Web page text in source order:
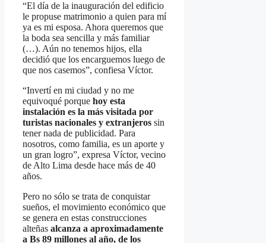
“El día de la inauguración del edificio
le propuse matrimonio a quien para mí
ya es mi esposa. Ahora queremos que
la boda sea sencilla y más familiar
(…). Aún no tenemos hijos, ella
decidió que los encarguemos luego de
que nos casemos”, confiesa Víctor.
“Invertí en mi ciudad y no me
equivoqué porque hoy esta
instalación es la más visitada por
turistas nacionales y extranjeros sin
tener nada de publicidad. Para
nosotros, como familia, es un aporte y
un gran logro”, expresa Víctor, vecino
de Alto Lima desde hace más de 40
años.
Pero no sólo se trata de conquistar
sueños, el movimiento económico que
se genera en estas construcciones
alteñas alcanza a aproximadamente
a Bs 89 millones al año, de los